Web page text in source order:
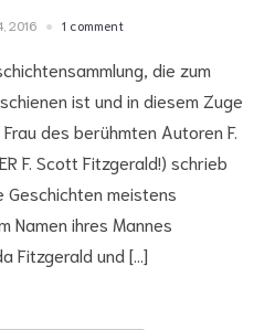
2016 1 comment
die zum
ist und in diesem Zuge
des berühmten Autoren F.
F. Scott Fitzgerald!) schrieb
Geschichten meistens
Namen ihres Mannes
Fitzgerald und […]